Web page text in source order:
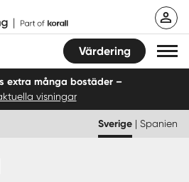
Värdering
extra många bostäder –
visningar
Sverige | Spanien